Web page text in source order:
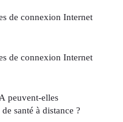
de connexion Internet
de connexion Internet
peuvent-elles
santé à distance ?